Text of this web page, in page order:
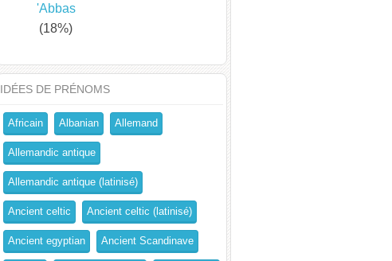
'Abbas
(18%)
IDÉES DE PRÉNOMS
Africain Albanian Allemand
Allemandic antique
Allemandic antique (latinisé)
Ancient celtic Ancient celtic (latinisé)
Ancient egyptian Ancient Scandinave